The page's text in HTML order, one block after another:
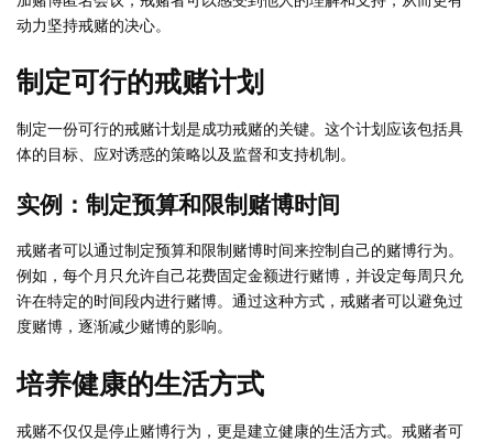
动力坚持戒赌的决心。
制定可行的戒赌计划
制定一份可行的戒赌计划是成功戒赌的关键。这个计划应该包括具
体的目标、应对诱惑的策略以及监督和支持机制。
实例：制定预算和限制赌博时间
戒赌者可以通过制定预算和限制赌博时间来控制自己的赌博行为。
例如，每个月只允许自己花费固定金额进行赌博，并设定每周只允
许在特定的时间段内进行赌博。通过这种方式，戒赌者可以避免过
度赌博，逐渐减少赌博的影响。
培养健康的生活方式
戒赌不仅仅是停止赌博行为，更是建立健康的生活方式。戒赌者可